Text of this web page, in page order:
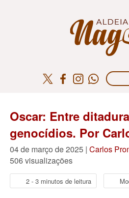
Oscar: Entre
genocídios. Por
04 de março de 2025 | Carlos
506 visualizações
2 - 3 minutos de leitura